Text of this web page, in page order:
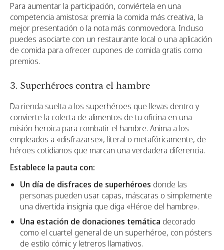
Para aumentar la participación, conviértela en una
competencia amistosa: premia la comida más creativa, la
mejor presentación o la nota más conmovedora. Incluso
puedes asociarte con un restaurante local o una aplicación
de comida para ofrecer cupones de comida gratis como
premios.
3. Superhéroes contra el hambre
Da rienda suelta a los superhéroes que llevas dentro y
convierte la colecta de alimentos de tu oficina en una
misión heroica para combatir el hambre. Anima a los
empleados a «disfrazarse», literal o metafóricamente, de
héroes cotidianos que marcan una verdadera diferencia.
Establece la pauta con:
Un día de disfraces de superhéroes donde las
personas pueden usar capas, máscaras o simplemente
una divertida insignia que diga «Héroe del hambre».
Una estación de donaciones temática decorado
como el cuartel general de un superhéroe, con pósters
de estilo cómic y letreros llamativos.